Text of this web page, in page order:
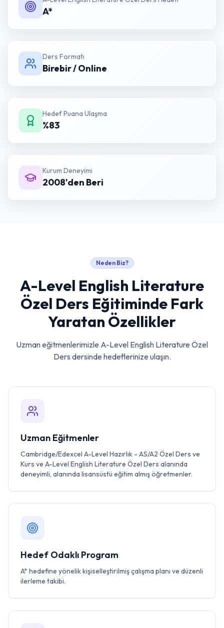
A*
Ders Formatı
Birebir / Online
Hedef Puana Ulaşma
%83
Kurum Deneyimi
2008'den Beri
Neden Biz?
A-Level English Literature
Özel Ders Eğitiminde Fark
Yaratan Özellikler
Uzman eğitmenlerimizle A-Level English Literature Özel
Ders dersinde hedeflerinize ulaşın.
Uzman Eğitmenler
Cambridge/Edexcel A-Level Hazırlık - AS/A2 Özel Ders ve
Kurs ve A-Level English Literature Özel Ders alanında
deneyimli, alanında lisansüstü eğitim almış öğretmenler.
Hedef Odaklı Program
A* hedefine yönelik kişiselleştirilmiş çalışma planı ve düzenli
ilerleme takibi.